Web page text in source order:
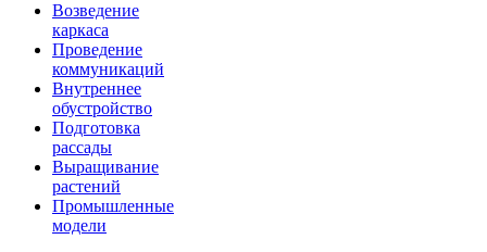
Возведение
каркаса
Проведение
коммуникаций
Внутреннее
обустройство
Подготовка
рассады
Выращивание
растений
Промышленные
модели